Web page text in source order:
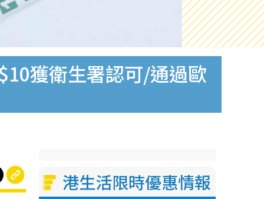
獲衛生署認可/通過歐
港生活限時優惠情報